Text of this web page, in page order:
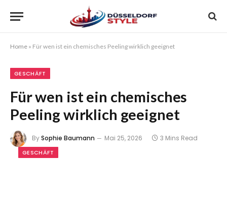
Home » Für wen ist ein chemisches Peeling wirklich geeignet
GESCHÄFT
Für wen ist ein chemisches
Peeling wirklich geeignet
BySophie Baumann Mai 25, 2026 3 Mins Read
GESCHÄFT